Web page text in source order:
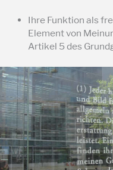
Ihre Funktion als
Element von
Artikel 5 des